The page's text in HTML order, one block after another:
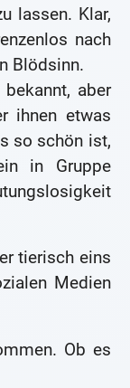
lassen. Klar,
nach
Blödsinn.
aber
ihnen etwas
so schön ist,
in Gruppe
tierisch eins
Medien
Ob es